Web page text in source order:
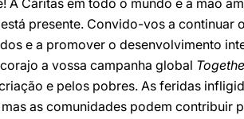
A Cáritas em todo o mundo é a mão
presente. Convido-vos a
e a promover o desenvolvimento
a vossa campanha global
e pelos pobres. As feridas
as comunidades podem contribuir